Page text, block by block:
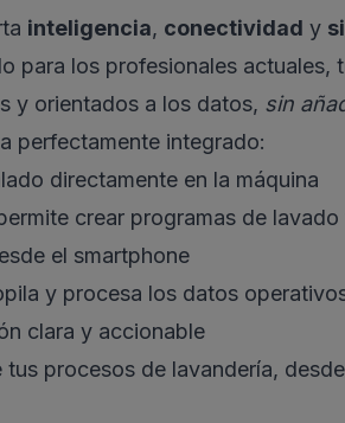
inteligencia, conectividad y
para los profesionales actuales,
y orientados a los datos, sin
perfectamente integrado:
directamente en la máquina
crear programas de
el smartphone
y procesa los datos
clara y accionable
procesos de lavandería,